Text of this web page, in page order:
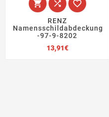
  
RENZ
Namensschildabdeckung
-97-9-8202
13,91€Preis